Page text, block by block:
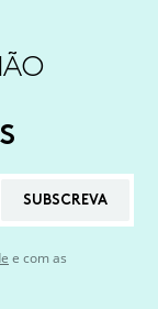
SUBSCREVA
e com as